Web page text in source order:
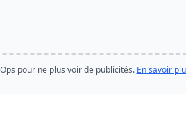
pour ne plus voir de publicités. En savoir